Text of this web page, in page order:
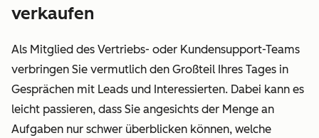
verkaufen
Als Mitglied des Vertriebs- oder Kundensupport-Teams
verbringen Sie vermutlich den Großteil Ihres Tages in
Gesprächen mit Leads und Interessierten. Dabei kann es
leicht passieren, dass Sie angesichts der Menge an
Aufgaben nur schwer überblicken können, welche